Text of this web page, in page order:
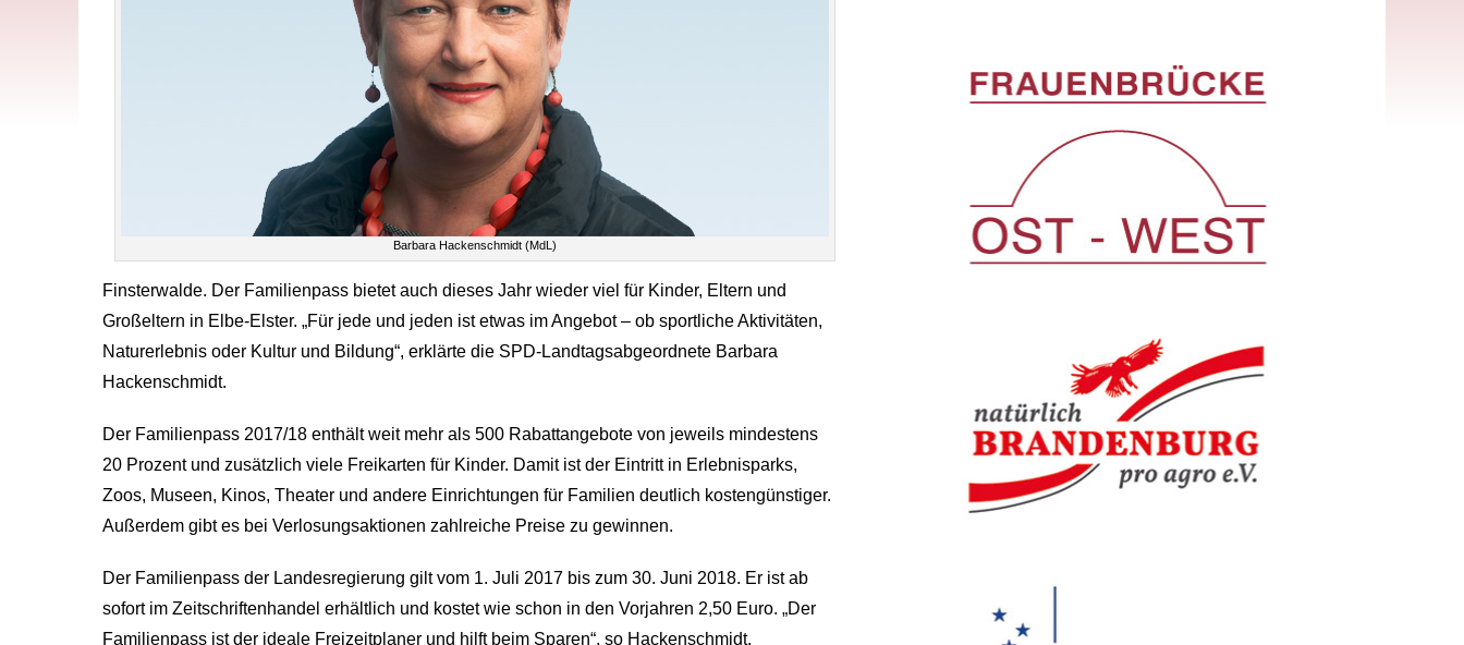
Barbara Hackenschmidt (MdL)
Finsterwalde. Der Familienpass bietet auch dieses Jahr wieder viel für Kinder, Eltern und
Großeltern in Elbe-Elster. „Für jede und jeden ist etwas im Angebot – ob sportliche Aktivitäten,
Naturerlebnis oder Kultur und Bildung“, erklärte die SPD-Landtagsabgeordnete Barbara
Hackenschmidt.
Der Familienpass 2017/18 enthält weit mehr als 500 Rabattangebote von jeweils mindestens
20 Prozent und zusätzlich viele Freikarten für Kinder. Damit ist der Eintritt in Erlebnisparks,
Zoos, Museen, Kinos, Theater und andere Einrichtungen für Familien deutlich kostengünstiger.
Außerdem gibt es bei Verlosungsaktionen zahlreiche Preise zu gewinnen.
Der Familienpass der Landesregierung gilt vom 1. Juli 2017 bis zum 30. Juni 2018. Er ist ab
sofort im Zeitschriftenhandel erhältlich und kostet wie schon in den Vorjahren 2,50 Euro. „Der
Familienpass ist der ideale Freizeitplaner und hilft beim Sparen“, so Hackenschmidt.